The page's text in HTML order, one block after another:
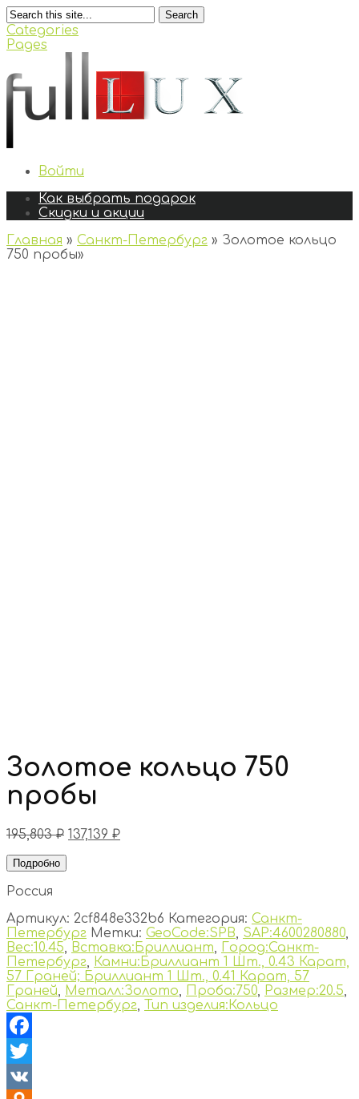
Search
Categories
Pages
Войти
Как выбрать подарок
Скидки и акции
Главная » Санкт-Петербург » Золотое кольцо
750 пробы»
Золотое кольцо 750
пробы
195,803₽ 137,139 ₽
Подробно
Россия
Артикул: 2cf848e332b6 Категория: Санкт-
Петербург Метки: GeoCode:SPB, SAP:4600280880,
Вес:10.45, Вставка:Бриллиант, Город:Санкт-
Петербург, Камни:Бриллиант 1 Шт., 0.43 Карат,
57 Граней; Бриллиант 1 Шт., 0.41 Карат, 57
Граней, Металл:Золото, Проба:750, Размер:20.5,
Санкт-Петербург, Тип изделия:Кольцо
Facebook
Twitter